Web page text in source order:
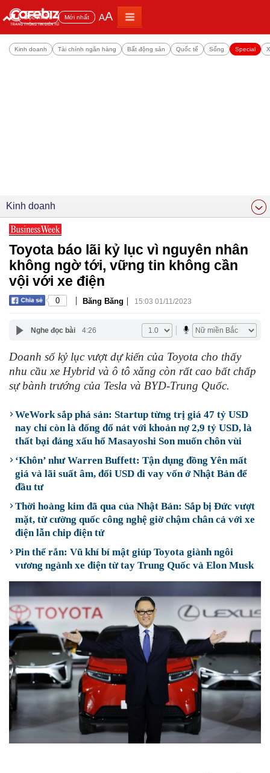
Đọc nhiều Mới nhất AA
Kinh doanh Tài chính ngân hàng Bất động sản Quốc tế Sống Special
Kinh doanh
Toyota báo lãi kỷ lục vì nguyên nhân
không ngờ tới, vững tin không cần
vội với xe điện
0 | Băng Băng | 15:03 01/11/2023
Nghe đọc bài 4:26
Doanh số kỷ lục vượt dự kiến của Toyota cho thấy
nhu cầu xe Hybrid và ô tô xăng còn rất cao bất chấp
sự bành trướng của Tesla và BYD-Trung Quốc.
WeWork sắp phá sản: Startup từng trị giá 47 tỷ USD
nay chỉ còn là đống đổ nát với khoản nợ 2,9 tỷ USD, là
thất bại đáng xấu hổ Masayoshi Son muốn chôn vùi
‘Khôn’ như Warren Buffett: Tận dụng đồng Yên mất
giá và lãi suất âm, đổi USD đi vay vốn ở Nhật Bản để
đầu tư
Thời hoàng kim đã qua của Nhật Bản: Sắp bị Đức vượt
mặt, từ cường quốc công nghệ giờ chậm chân cả với xe
điện lẫn chip điện tử
Pin thể rắn: Vũ khí bí mật giúp Toyota giành ngôi
vương ngành xe điện từ tay Trung Quốc và Elon Musk